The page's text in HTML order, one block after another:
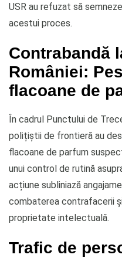
USR au refuzat să
acestui proces.
Contrabandă
României:
flacoane de
În cadrul Punctului de
polițiștii de frontieră au
flacoane de parfum
unui control de rutină
acțiune subliniază
combaterea contrafacerii
proprietate intelectuală.
Trafic de